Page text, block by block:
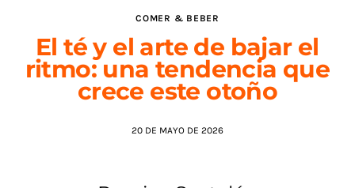
AGENDA
COMER & BEBER
El té y el arte de bajar el
ritmo: una tendencia que
crece este otoño
20 DE MAYO DE 2026